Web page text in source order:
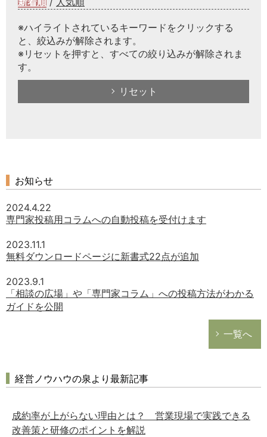
※ハイライトされているキーワードをクリックする
と、絞込みが解除されます。
※リセットを押すと、すべての絞り込みが解除されま
す。
リセット
お知らせ
2024.4.22
専門家投稿用コラムへの自動投稿を受付けます
2023.11.1
無料ダウンロードページに新書式22点が追加
2023.9.1
「相談の広場」や「専門家コラム」への投稿方法がわかる
ガイドを公開
一覧へ
経営ノウハウの泉より最新記事
成約率が上がらない理由とは？ 営業現場で実践できる
改善策と研修のポイントを解説